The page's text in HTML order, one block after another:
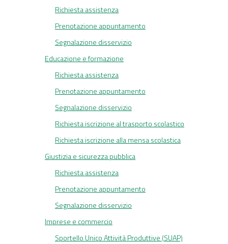
Richiesta assistenza
Prenotazione appuntamento
Segnalazione disservizio
Educazione e formazione
Richiesta assistenza
Prenotazione appuntamento
Segnalazione disservizio
Richiesta iscrizione al trasporto scolastico
Richiesta iscrizione alla mensa scolastica
Giustizia e sicurezza pubblica
Richiesta assistenza
Prenotazione appuntamento
Segnalazione disservizio
Imprese e commercio
Sportello Unico Attività Produttive (SUAP)